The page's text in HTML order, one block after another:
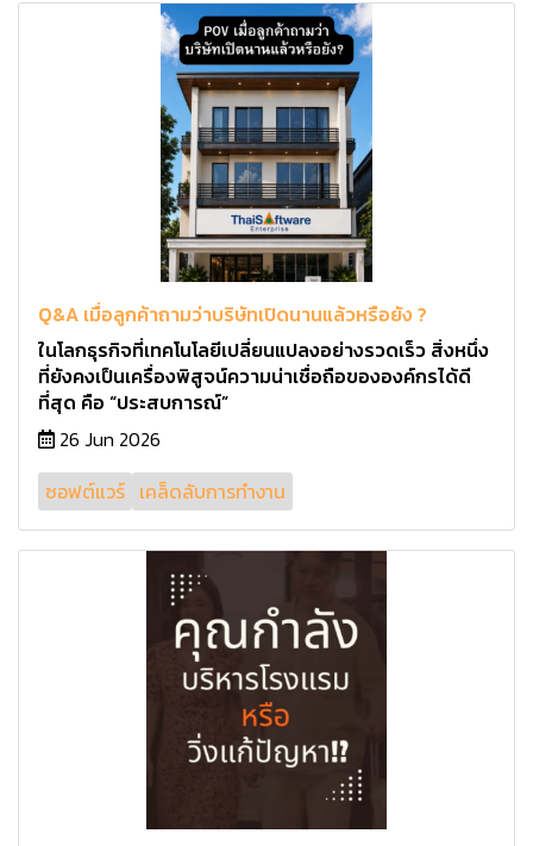
Q&A เมื่อลูกค้าถามว่าบริษัทเปิดนานแล้วหรือยัง ?
ในโลกธุรกิจที่เทคโนโลยีเปลี่ยนแปลงอย่างรวดเร็ว สิ่งหนึ่ง
ที่ยังคงเป็นเครื่องพิสูจน์ความน่าเชื่อถือขององค์กรได้ดี
ที่สุด คือ “ประสบการณ์”
26 Jun 2026
ซอฟต์แวร์ เคล็ดลับการทำงาน